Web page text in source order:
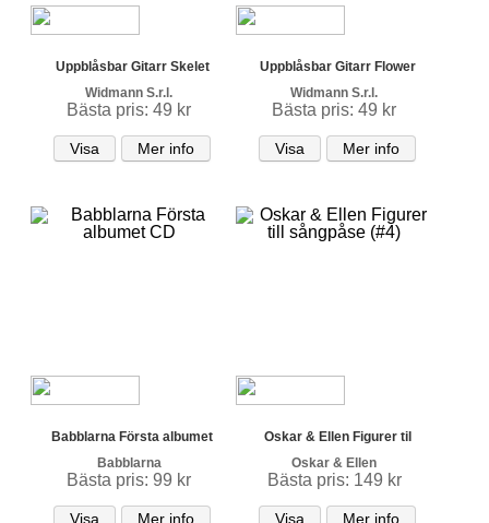
Uppblåsbar Gitarr Skelet
Widmann S.r.l.
Bästa pris: 49 kr
Visa Mer info
Uppblåsbar Gitarr Flower
Widmann S.r.l.
Bästa pris: 49 kr
Visa Mer info
Babblarna Första albumet
Babblarna
Bästa pris: 99 kr
Visa Mer info
Oskar & Ellen Figurer til
Oskar & Ellen
Bästa pris: 149 kr
Visa Mer info